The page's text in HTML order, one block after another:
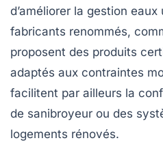
d’améliorer la gestion eaux
fabricants renommés,
proposent des produits
adaptés aux contraintes
facilitent par ailleurs la
de sanibroyeur ou des
logements rénovés.